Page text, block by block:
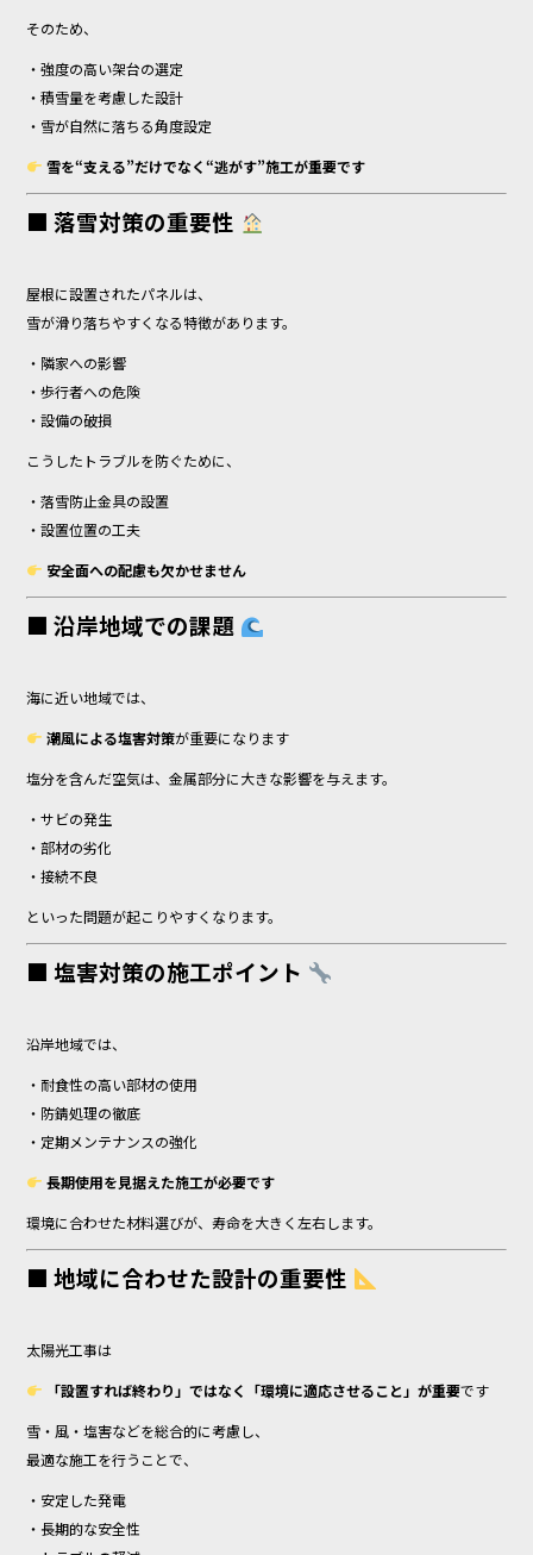
そのため、
・強度の高い架台の選定
・積雪量を考慮した設計
・雪が自然に落ちる角度設定
雪を“支える”だけでなく“逃がす”施工が重要です
■ 落雪対策の重要性
屋根に設置されたパネルは、
雪が滑り落ちやすくなる特徴があります。
・隣家への影響
・歩行者への危険
・設備の破損
こうしたトラブルを防ぐために、
・落雪防止金具の設置
・設置位置の工夫
安全面への配慮も欠かせません
■ 沿岸地域での課題
海に近い地域では、
潮風による塩害対策が重要になります
塩分を含んだ空気は、金属部分に大きな影響を与えます。
・サビの発生
・部材の劣化
・接続不良
といった問題が起こりやすくなります。
■ 塩害対策の施工ポイント
沿岸地域では、
・耐食性の高い部材の使用
・防錆処理の徹底
・定期メンテナンスの強化
長期使用を見据えた施工が必要です
環境に合わせた材料選びが、寿命を大きく左右します。
■ 地域に合わせた設計の重要性
太陽光工事は
「設置すれば終わり」ではなく「環境に適応させること」が重要です
雪・風・塩害などを総合的に考慮し、
最適な施工を行うことで、
・安定した発電
・長期的な安全性